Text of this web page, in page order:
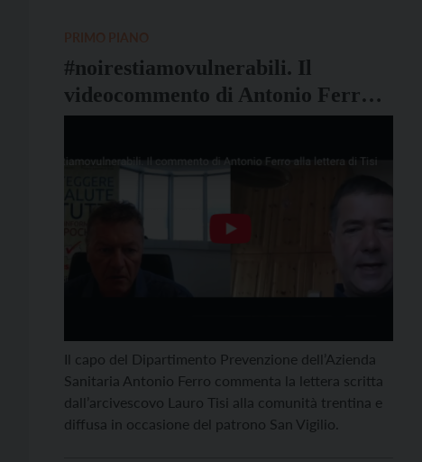
#noirestiamovulnerabili. Il
videocommento di Antonio Ferro
alla lettera di Tisi
Il capo del Dipartimento Prevenzione dell’Azienda
Sanitaria Antonio Ferro commenta la lettera scritta
dall’arcivescovo Lauro Tisi alla comunità trentina e
diffusa in occasione del patrono San Vigilio.